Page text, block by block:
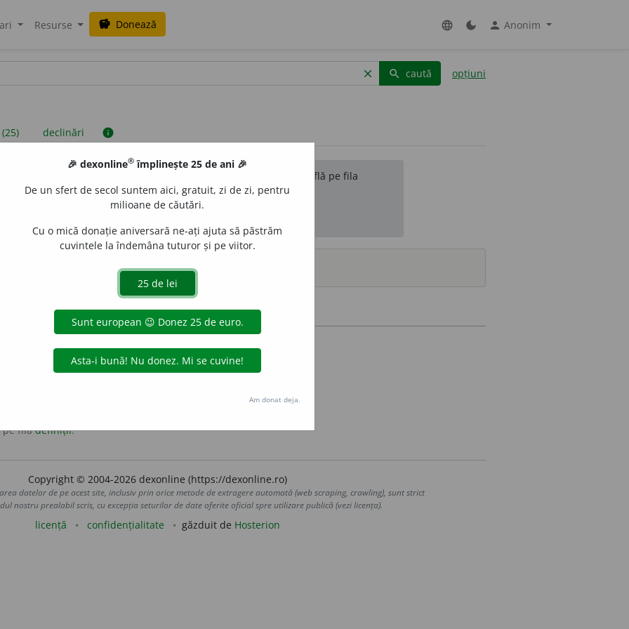
Resurse savings Donează language dark_mode person Anonim
clear search caută opțiuni
declinări info
sunt compilate de echipa dexonline. Definițiile originale se află pe fila
reordona filele pe pagina depreferințe.
surse
de argint, care a circulat și în Țările Române.
pe filadefiniții.
Copyright © 2004-2026 dexonline (https://dexonline.ro)
datelor de pe acest site, inclusiv prin orice metode de extragere automată (web scraping, crawling), sunt strict
nostru prealabil scris, cu excepția seturilor de date oferite oficial spre utilizare publică (vezi licența).
licență confidențialitate găzduit de Hosterion
🎉 dexonline® împlinește 25 de ani 🎉
De un sfert de secol suntem aici, gratuit, zi de zi, pentru
milioane de căutări.
Cu o mică donație aniversară ne-ați ajuta să păstrăm
cuvintele la îndemâna tuturor și pe viitor.
Am donat deja.